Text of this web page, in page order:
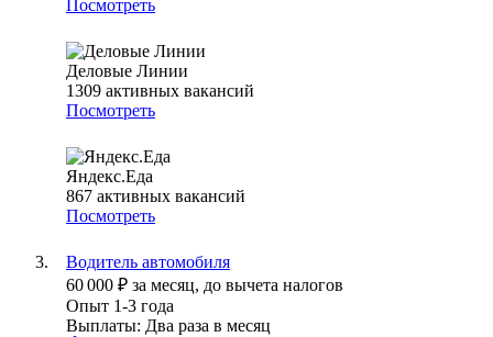
Посмотреть
Деловые Линии
1309 активных вакансий
Посмотреть
Яндекс.Еда
867 активных вакансий
Посмотреть
Водитель автомобиля
60 000 ₽ за месяц, до вычета налогов
Опыт 1-3 года
Выплаты: Два раза в месяц